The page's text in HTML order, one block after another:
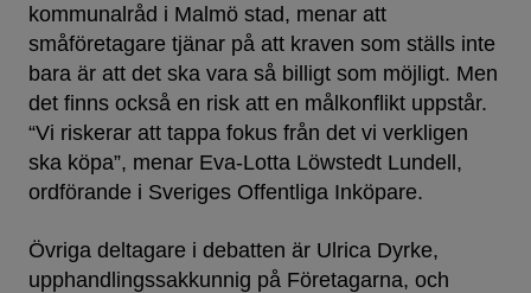
kommunalråd i Malmö stad, menar att
småföretagare tjänar på att kraven som ställs inte
bara är att det ska vara så billigt som möjligt. Men
det finns också en risk att en målkonflikt uppstår.
“Vi riskerar att tappa fokus från det vi verkligen
ska köpa”, menar Eva-Lotta Löwstedt Lundell,
ordförande i Sveriges Offentliga Inköpare.
Övriga deltagare i debatten är Ulrica Dyrke,
upphandlingssakkunnig på Företagarna, och